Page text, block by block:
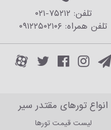
تلفن: ۰۲۱-۷۵۲۱۲
تلفن همراه: ۰۹۱۲۲۵۰۲۱۰۶
انواع تورهای مقتدر سیر
لیست قیمت تورها